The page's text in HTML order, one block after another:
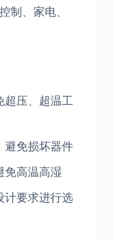
制、家电、
超压、超温工
避免损坏器件
免高温高湿
计要求进行选